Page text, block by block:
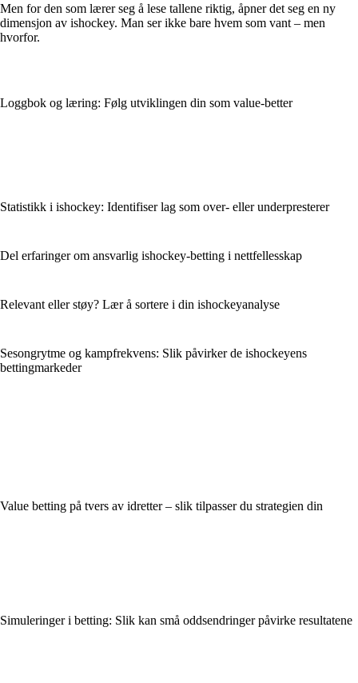
Men for den som lærer seg å lese tallene riktig, åpner det seg en ny
dimensjon av ishockey. Man ser ikke bare hvem som vant – men
hvorfor.
Loggbok og læring: Følg utviklingen din som value-better
Statistikk i ishockey: Identifiser lag som over- eller underpresterer
Del erfaringer om ansvarlig ishockey-betting i nettfellesskap
Relevant eller støy? Lær å sortere i din ishockeyanalyse
Sesongrytme og kampfrekvens: Slik påvirker de ishockeyens
bettingmarkeder
Value betting på tvers av idretter – slik tilpasser du strategien din
Simuleringer i betting: Slik kan små oddsendringer påvirke resultatene